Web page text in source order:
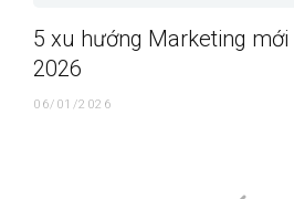
5 xu hướng Marketing
2026
06/01/2026